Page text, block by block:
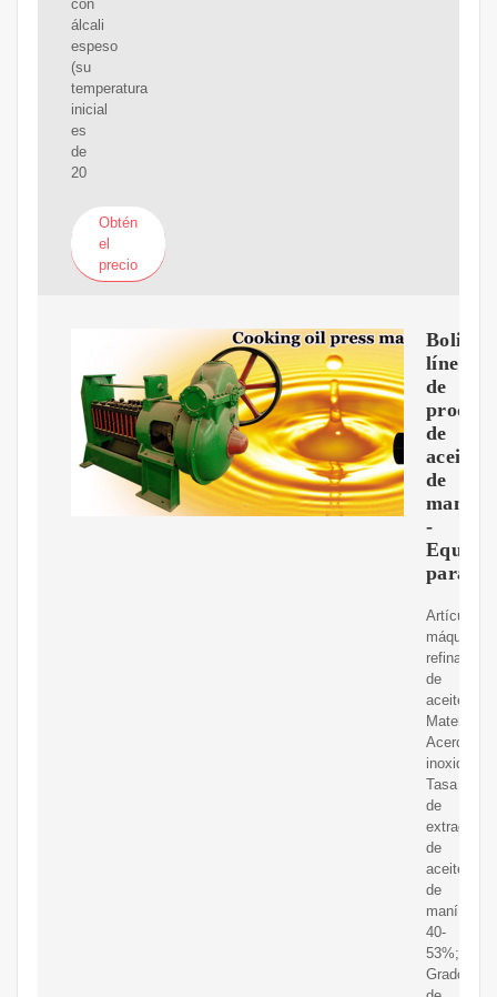
con
álcali
espeso
(su
temperatura
inicial
es
de
20
Obtén
el
precio
Bolivia
línea
de
de
aceite
de
maní
-
para
Artículo:
máquina
refinada
de
aceite;
Material:
Acero
inoxidable;
Tasa
de
extracción
de
aceite
de
maní:
40-
53%;
Grados